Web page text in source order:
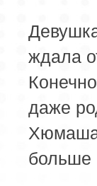
ждала
даже
больше